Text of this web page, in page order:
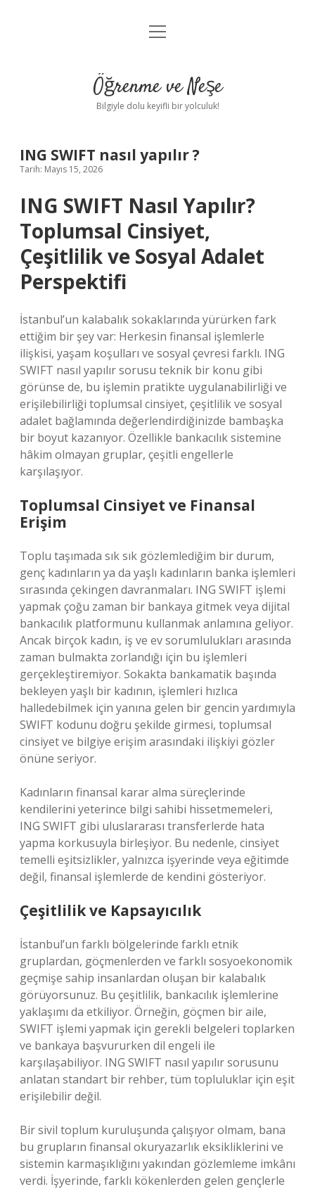
Anasayfa
Yasal Uyarı
menüyü
Öğrenme ve Neşe
Bilgiyle dolu keyifli bir yolculuk!
ING SWIFT nasıl yapılır ?
Tarih: Mayıs 15, 2026
ING SWIFT Nasıl Yapılır?
Toplumsal Cinsiyet,
Çeşitlilik ve Sosyal Adalet
Perspektifi
İstanbul’un kalabalık sokaklarında yürürken fark
ettiğim bir şey var: Herkesin finansal işlemlerle
ilişkisi, yaşam koşulları ve sosyal çevresi farklı. ING
SWIFT nasıl yapılır sorusu teknik bir konu gibi
görünse de, bu işlemin pratikte uygulanabilirliği ve
erişilebilirliği toplumsal cinsiyet, çeşitlilik ve sosyal
adalet bağlamında değerlendirdiğinizde bambaşka
bir boyut kazanıyor. Özellikle bankacılık sistemine
hâkim olmayan gruplar, çeşitli engellerle
karşılaşıyor.
Toplumsal Cinsiyet ve Finansal
Erişim
Toplu taşımada sık sık gözlemlediğim bir durum,
genç kadınların ya da yaşlı kadınların banka işlemleri
sırasında çekingen davranmaları. ING SWIFT işlemi
yapmak çoğu zaman bir bankaya gitmek veya dijital
bankacılık platformunu kullanmak anlamına geliyor.
Ancak birçok kadın, iş ve ev sorumlulukları arasında
zaman bulmakta zorlandığı için bu işlemleri
gerçekleştiremiyor. Sokakta bankamatik başında
bekleyen yaşlı bir kadının, işlemleri hızlıca
halledebilmek için yanına gelen bir gencin yardımıyla
SWIFT kodunu doğru şekilde girmesi, toplumsal
cinsiyet ve bilgiye erişim arasındaki ilişkiyi gözler
önüne seriyor.
Kadınların finansal karar alma süreçlerinde
kendilerini yeterince bilgi sahibi hissetmemeleri,
ING SWIFT gibi uluslararası transferlerde hata
yapma korkusuyla birleşiyor. Bu nedenle, cinsiyet
temelli eşitsizlikler, yalnızca işyerinde veya eğitimde
değil, finansal işlemlerde de kendini gösteriyor.
Çeşitlilik ve Kapsayıcılık
İstanbul’un farklı bölgelerinde farklı etnik
gruplardan, göçmenlerden ve farklı sosyoekonomik
geçmişe sahip insanlardan oluşan bir kalabalık
görüyorsunuz. Bu çeşitlilik, bankacılık işlemlerine
yaklaşımı da etkiliyor. Örneğin, göçmen bir aile,
SWIFT işlemi yapmak için gerekli belgeleri toplarken
ve bankaya başvururken dil engeli ile
karşılaşabiliyor. ING SWIFT nasıl yapılır sorusunu
anlatan standart bir rehber, tüm topluluklar için eşit
erişilebilir değil.
Bir sivil toplum kuruluşunda çalışıyor olmam, bana
bu grupların finansal okuryazarlık eksikliklerini ve
sistemin karmaşıklığını yakından gözlemleme imkânı
verdi. İşyerinde, farklı kökenlerden gelen gençlerle